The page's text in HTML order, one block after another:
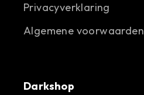
Privacyverklaring
Algemene voorwaarden
Darkshop